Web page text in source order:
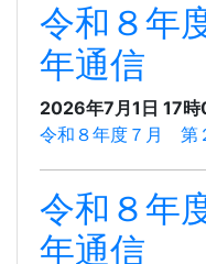
令和８年
年通信
2026年7月1日 17
令和８年度７月 第
令和８年
年通信